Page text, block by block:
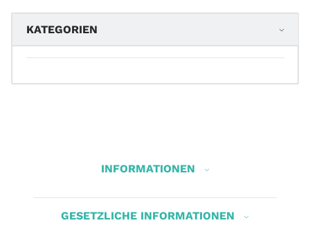
KATEGORIEN
INFORMATIONEN
GESETZLICHE INFORMATIONEN